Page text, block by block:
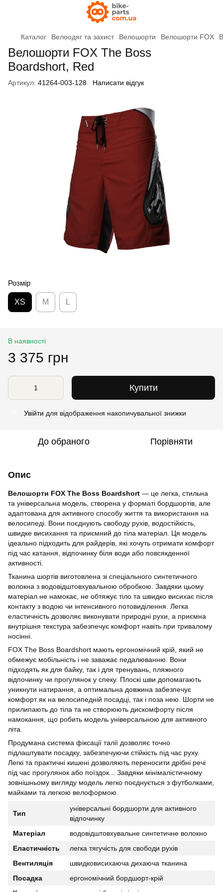
Каталог Велоодяг та захист Велошорти Велошорти FOX
Велошорти FOX The Boss
Boardshort, Red
Артикул: 41264-003-128 Написати відгук
Розмір
XS M L
В наявності
3 375 грн
Купити
Увійти для відображення накопичувальної знижки
До обраного Порівняти
Опис
Велошорти FOX The Boss Boardshort — це легка, стильна
та універсальна модель, створена у форматі бордшортів, але
адаптована для активного способу життя та використання на
велосипеді. Вони поєднують свободу рухів, водостійкість,
швидке висихання та приємний до тіла матеріал. Ця модель
ідеально підходить для райдерів, які хочуть отримати комфорт
під час катання, відпочинку біля води або повсякденної
активності.
Тканина шортів виготовлена зі спеціального синтетичного
волокна з водовідштовхувальною обробкою. Завдяки цьому
матеріал не намокає, не обтяжує тіло та швидко висихає після
контакту з водою чи інтенсивного потовиділення. Легка
еластичність дозволяє виконувати природні рухи, а приємна
внутрішня текстура забезпечує комфорт навіть при тривалому
носінні.
FOX The Boss Boardshort мають ергономічний крій, який не
обмежує мобільність і не заважає педалюванню. Вони
підходять як для байку, так і для тренувань, пляжного
відпочинку чи прогулянок у спеку. Плоскі шви допомагають
уникнути натирання, а оптимальна довжина забезпечує
комфорт як на велосипедній посадці, так і поза нею. Шорти не
прилипають до тіла та не створюють дискомфорту після
намокання, що робить модель універсальною для активного
літа.
Продумана система фіксації талії дозволяє точно
підлаштувати посадку, забезпечуючи стійкість під час руху.
Легкі та практичні кишені дозволяють переносити дрібні речі
під час прогулянок або поїздок... Завдяки мінімалістичному
зовнішньому вигляду модель легко поєднується з футболками,
майками та легкою велоформою.
Тип
універсальні бордшорти для активного
відпочинку
Матеріал
водовідштовхувальне синтетичне волокно
Еластичність
легка тягучість для свободи рухів
Вентиляція
швидковисихаюча дихаюча тканина
Посадка
ергономічний бордшорт-крій